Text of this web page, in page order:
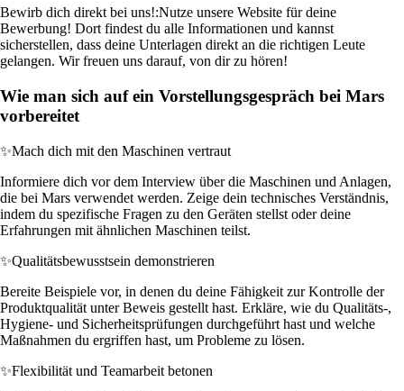
Bewirb dich direkt bei uns!:Nutze unsere Website für deine
Bewerbung! Dort findest du alle Informationen und kannst
sicherstellen, dass deine Unterlagen direkt an die richtigen Leute
gelangen. Wir freuen uns darauf, von dir zu hören!
Wie man sich auf ein Vorstellungsgespräch bei Mars
vorbereitet
✨Mach dich mit den Maschinen vertraut
Informiere dich vor dem Interview über die Maschinen und Anlagen,
die bei Mars verwendet werden. Zeige dein technisches Verständnis,
indem du spezifische Fragen zu den Geräten stellst oder deine
Erfahrungen mit ähnlichen Maschinen teilst.
✨Qualitätsbewusstsein demonstrieren
Bereite Beispiele vor, in denen du deine Fähigkeit zur Kontrolle der
Produktqualität unter Beweis gestellt hast. Erkläre, wie du Qualitäts-,
Hygiene- und Sicherheitsprüfungen durchgeführt hast und welche
Maßnahmen du ergriffen hast, um Probleme zu lösen.
✨Flexibilität und Teamarbeit betonen